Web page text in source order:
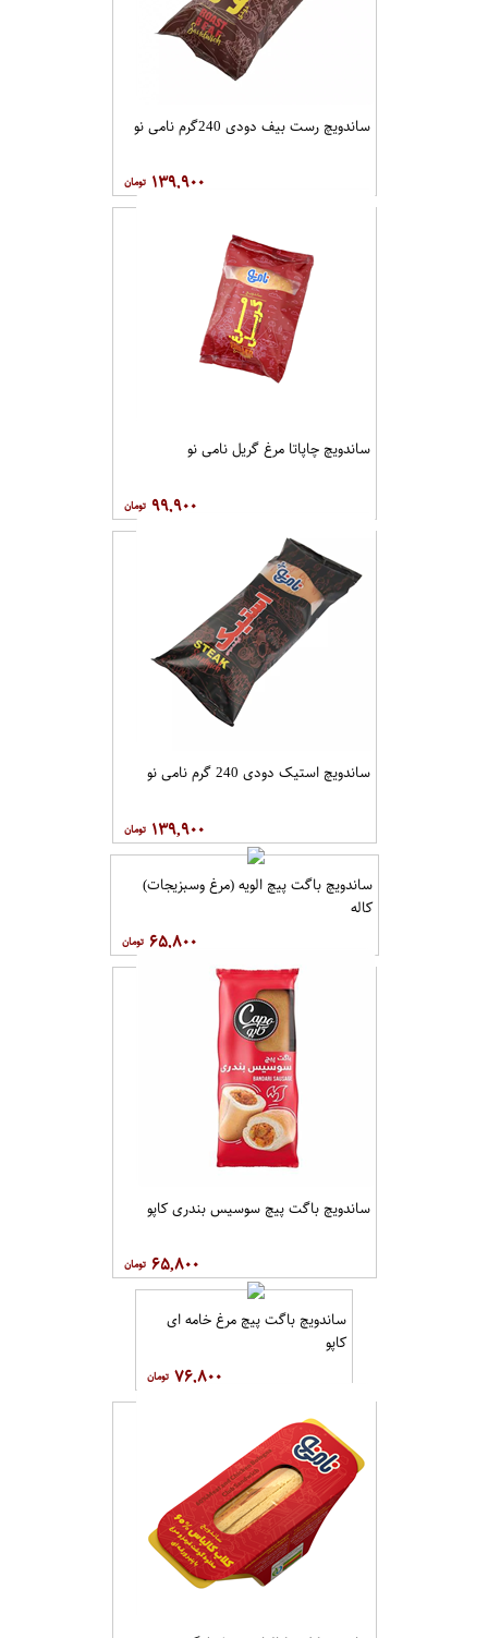
ساندویچ رست بیف دودی 240گرم نامی نو
۱۳۹,۹۰۰
ساندویچ چاپاتا مرغ گریل نامی نو
۹۹,۹۰۰
ساندویچ استیک دودی 240 گرم نامی نو
۱۳۹,۹۰۰
ساندویچ باگت پیچ الویه (مرغ وسبزیجات)
کاله
۶۵,۸۰۰
ساندویچ باگت پیچ سوسیس بندری کاپو
۶۵,۸۰۰
ساندویچ باگت پیچ مرغ خامه ای
کاپو
۷۶,۸۰۰